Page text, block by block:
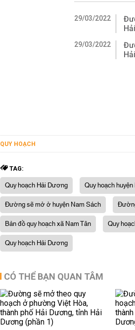
29/03/2022
29/03/2022
QUY HOẠCH
TAG:
Quy hoạch Hải Dương Quy hoạch
Đường sẽ mở ở huyện Nam Sách
Bản đồ quy hoạch xã Nam Tân
Quy
Quy hoạch Hải Dương
CÓ THỂ BẠN QUAN TÂM